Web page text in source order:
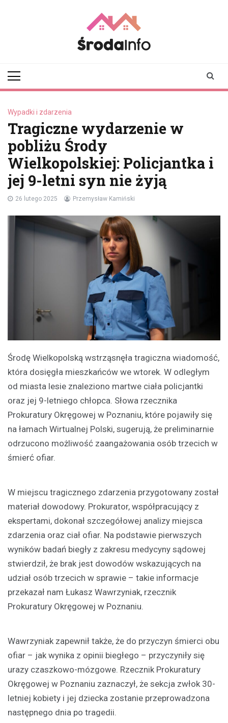
Wypadki i zdarzenia
Tragiczne wydarzenie w
pobliżu Środy
Wielkopolskiej: Policjantka i
jej 9-letni syn nie żyją
26 lutego 2025 Przemysław Kamiński
Środę Wielkopolską wstrząsnęła tragiczna wiadomość,
która dosięgła mieszkańców we wtorek. W odległym
od miasta lesie znaleziono martwe ciała policjantki
oraz jej 9-letniego chłopca. Słowa rzecznika
Prokuratury Okręgowej w Poznaniu, które pojawiły się
na łamach Wirtualnej Polski, sugerują, że preliminarnie
odrzucono możliwość zaangażowania osób trzecich w
śmierć ofiar.
W miejscu tragicznego zdarzenia przygotowany został
materiał dowodowy. Prokurator, współpracujący z
ekspertami, dokonał szczegółowej analizy miejsca
zdarzenia oraz ciał ofiar. Na podstawie pierwszych
wyników badań biegły z zakresu medycyny sądowej
stwierdził, że brak jest dowodów wskazujących na
udział osób trzecich w sprawie – takie informacje
przekazał nam Łukasz Wawrzyniak, rzecznik
Prokuratury Okręgowej w Poznaniu.
Wawrzyniak zapewnił także, że do przyczyn śmierci obu
ofiar – jak wynika z opinii biegłego – przyczyniły się
urazy czaszkowo-mózgowe. Rzecznik Prokuratury
Okręgowej w Poznaniu zaznaczył, że sekcja zwłok 30-
letniej kobiety i jej dziecka zostanie przeprowadzona
następnego dnia po tragedii.